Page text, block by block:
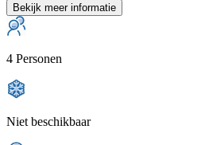
Bekijk meer informatie
4 Personen
Niet beschikbaar